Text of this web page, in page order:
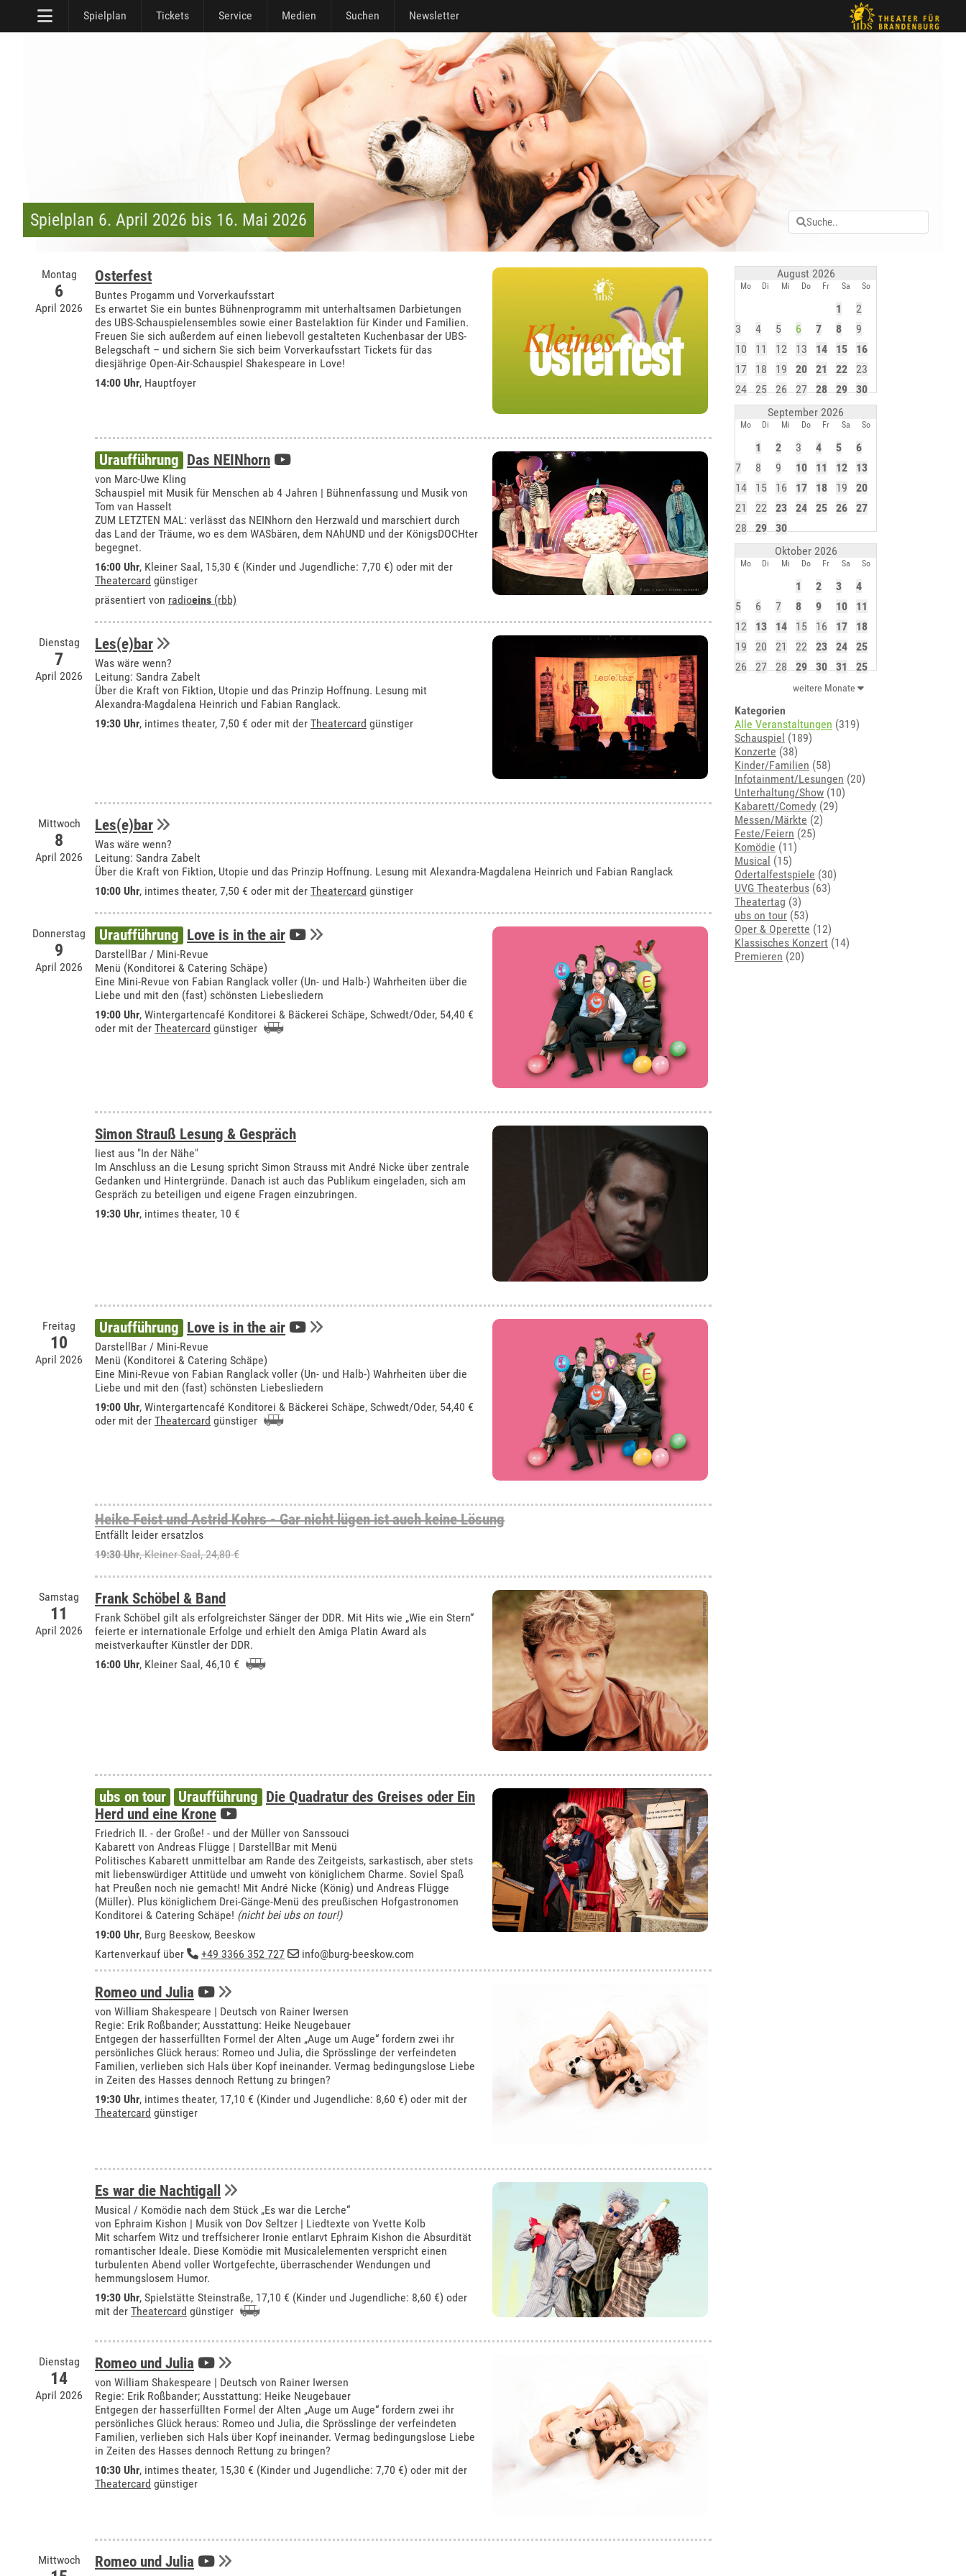
Spielplan Tickets Service Medien Suchen Newsletter
Spielplan 6. April 2026 bis 16. Mai 2026
Montag
6
April 2026
Osterfest
Buntes Progamm und Vorverkaufsstart
Es erwartet Sie ein buntes Bühnenprogramm mit unterhaltsamen Darbietungen
des UBS-Schauspielensembles sowie einer Bastelaktion für Kinder und Familien.
Freuen Sie sich außerdem auf einen liebevoll gestalteten Kuchenbasar der UBS-
Belegschaft – und sichern Sie sich beim Vorverkaufsstart Tickets für das
diesjährige Open-Air-Schauspiel Shakespeare in Love!
14:00 Uhr, Hauptfoyer
Uraufführung Das NEINhorn
von Marc-Uwe Kling
Schauspiel mit Musik für Menschen ab 4 Jahren | Bühnenfassung und Musik von
Tom van Hasselt
ZUM LETZTEN MAL: verlässt das NEINhorn den Herzwald und marschiert durch
das Land der Träume, wo es dem WASbären, dem NAhUND und der KönigsDOCHter
begegnet.
16:00 Uhr, Kleiner Saal, 15,30 € (Kinder und Jugendliche: 7,70 €) oder mit der
Theatercard günstiger
präsentiert von radioeins (rbb)
Dienstag
7
April 2026
Les(e)bar
Was wäre wenn?
Leitung: Sandra Zabelt
Über die Kraft von Fiktion, Utopie und das Prinzip Hoffnung. Lesung mit
Alexandra-Magdalena Heinrich und Fabian Ranglack.
19:30 Uhr, intimes theater, 7,50 € oder mit der Theatercard günstiger
Mittwoch
8
April 2026
Les(e)bar
Was wäre wenn?
Leitung: Sandra Zabelt
Über die Kraft von Fiktion, Utopie und das Prinzip Hoffnung. Lesung mit Alexandra-Magdalena Heinrich und Fabian Ranglack
10:00 Uhr, intimes theater, 7,50 € oder mit der Theatercard günstiger
Donnerstag
9
April 2026
Uraufführung Love is in the air
DarstellBar / Mini-Revue
Menü (Konditorei & Catering Schäpe)
Eine Mini-Revue von Fabian Ranglack voller (Un- und Halb-) Wahrheiten über die
Liebe und mit den (fast) schönsten Liebesliedern
19:00 Uhr, Wintergartencafé Konditorei & Bäckerei Schäpe, Schwedt/Oder, 54,40 €
oder mit der Theatercard günstiger
Simon Strauß Lesung & Gespräch
liest aus "In der Nähe"
Im Anschluss an die Lesung spricht Simon Strauss mit André Nicke über zentrale
Gedanken und Hintergründe. Danach ist auch das Publikum eingeladen, sich am
Gespräch zu beteiligen und eigene Fragen einzubringen.
19:30 Uhr, intimes theater, 10 €
Freitag
10
April 2026
Uraufführung Love is in the air
DarstellBar / Mini-Revue
Menü (Konditorei & Catering Schäpe)
Eine Mini-Revue von Fabian Ranglack voller (Un- und Halb-) Wahrheiten über die
Liebe und mit den (fast) schönsten Liebesliedern
19:00 Uhr, Wintergartencafé Konditorei & Bäckerei Schäpe, Schwedt/Oder, 54,40 €
oder mit der Theatercard günstiger
Heike Feist und Astrid Kohrs - Gar nicht lügen ist auch keine Lösung
Entfällt leider ersatzlos
19:30 Uhr,Kleiner Saal, 24,80 €
Samstag
11
April 2026
Frank Schöbel & Band
Frank Schöbel gilt als erfolgreichster Sänger der DDR. Mit Hits wie „Wie ein Stern“
feierte er internationale Erfolge und erhielt den Amiga Platin Award als
meistverkaufter Künstler der DDR.
16:00 Uhr, Kleiner Saal, 46,10 €
ubs on tour Uraufführung Die Quadratur des Greises oder Ein
Herd und eine Krone
Friedrich II. - der Große! - und der Müller von Sanssouci
Kabarett von Andreas Flügge | DarstellBar mit Menü
Politisches Kabarett unmittelbar am Rande des Zeitgeists, sarkastisch, aber stets
mit liebenswürdiger Attitüde und umweht von königlichem Charme. Soviel Spaß
hat Preußen noch nie gemacht! Mit André Nicke (König) und Andreas Flügge
(Müller). Plus königlichem Drei-Gänge-Menü des preußischen Hofgastronomen
Konditorei & Catering Schäpe! (nicht bei ubs on tour!)
19:00 Uhr, Burg Beeskow, Beeskow
Kartenverkauf über
+49 3366 352 727 info@burg-beeskow.com
Romeo und Julia
von William Shakespeare | Deutsch von Rainer Iwersen
Regie: Erik Roßbander; Ausstattung: Heike Neugebauer
Entgegen der hasserfüllten Formel der Alten „Auge um Auge“ fordern zwei ihr
persönliches Glück heraus: Romeo und Julia, die Sprösslinge der verfeindeten
Familien, verlieben sich Hals über Kopf ineinander. Vermag bedingungslose Liebe
in Zeiten des Hasses dennoch Rettung zu bringen?
19:30 Uhr, intimes theater, 17,10 € (Kinder und Jugendliche: 8,60 €) oder mit der
Theatercard günstiger
Es war die Nachtigall
Musical / Komödie nach dem Stück „Es war die Lerche“
von Ephraim Kishon | Musik von Dov Seltzer | Liedtexte von Yvette Kolb
Mit scharfem Witz und treffsicherer Ironie entlarvt Ephraim Kishon die Absurdität
romantischer Ideale. Diese Komödie mit Musicalelementen verspricht einen
turbulenten Abend voller Wortgefechte, überraschender Wendungen und
hemmungslosem Humor.
19:30 Uhr, Spielstätte Steinstraße, 17,10 € (Kinder und Jugendliche: 8,60 €) oder
mit der Theatercard günstiger
Dienstag
14
April 2026
Romeo und Julia
von William Shakespeare | Deutsch von Rainer Iwersen
Regie: Erik Roßbander; Ausstattung: Heike Neugebauer
Entgegen der hasserfüllten Formel der Alten „Auge um Auge“ fordern zwei ihr
persönliches Glück heraus: Romeo und Julia, die Sprösslinge der verfeindeten
Familien, verlieben sich Hals über Kopf ineinander. Vermag bedingungslose Liebe
in Zeiten des Hasses dennoch Rettung zu bringen?
10:30 Uhr, intimes theater, 15,30 € (Kinder und Jugendliche: 7,70 €) oder mit der
Theatercard günstiger
Mittwoch Romeo und Julia
August 2026
Mo Di Mi Do Fr Sa So
1
2
3
4 5 6 7 8
9
10
11 12 13 14 15
16
17
18 19 20 21 22
23
24
25 26 27 28 29
30
September 2026
Mo Di Mi Do Fr Sa So
1 2 3 4 5
6
7
8 9 10 11 12
13
14
15 16 17 18 19
20
21
22 23 24 25 26
27
28
29
30
Oktober 2026
Mo Di Mi Do Fr Sa So
1 2 3
4
5
6 7 8 9 10
11
12
13 14 15 16 17
18
19
20 21 22 23 24
25
26
27 28 29 30 31 25
weitere Monate
Kategorien
Alle Veranstaltungen (319)
Schauspiel (189)
Konzerte (38)
Kinder/Familien (58)
Infotainment/Lesungen (20)
Unterhaltung/Show (10)
Kabarett/Comedy (29)
Messen/Märkte (2)
Feste/Feiern (25)
Komödie (11)
Musical (15)
Odertalfestspiele (30)
UVG Theaterbus (63)
Theatertag (3)
ubs on tour (53)
Oper & Operette (12)
Klassisches Konzert (14)
Premieren (20)